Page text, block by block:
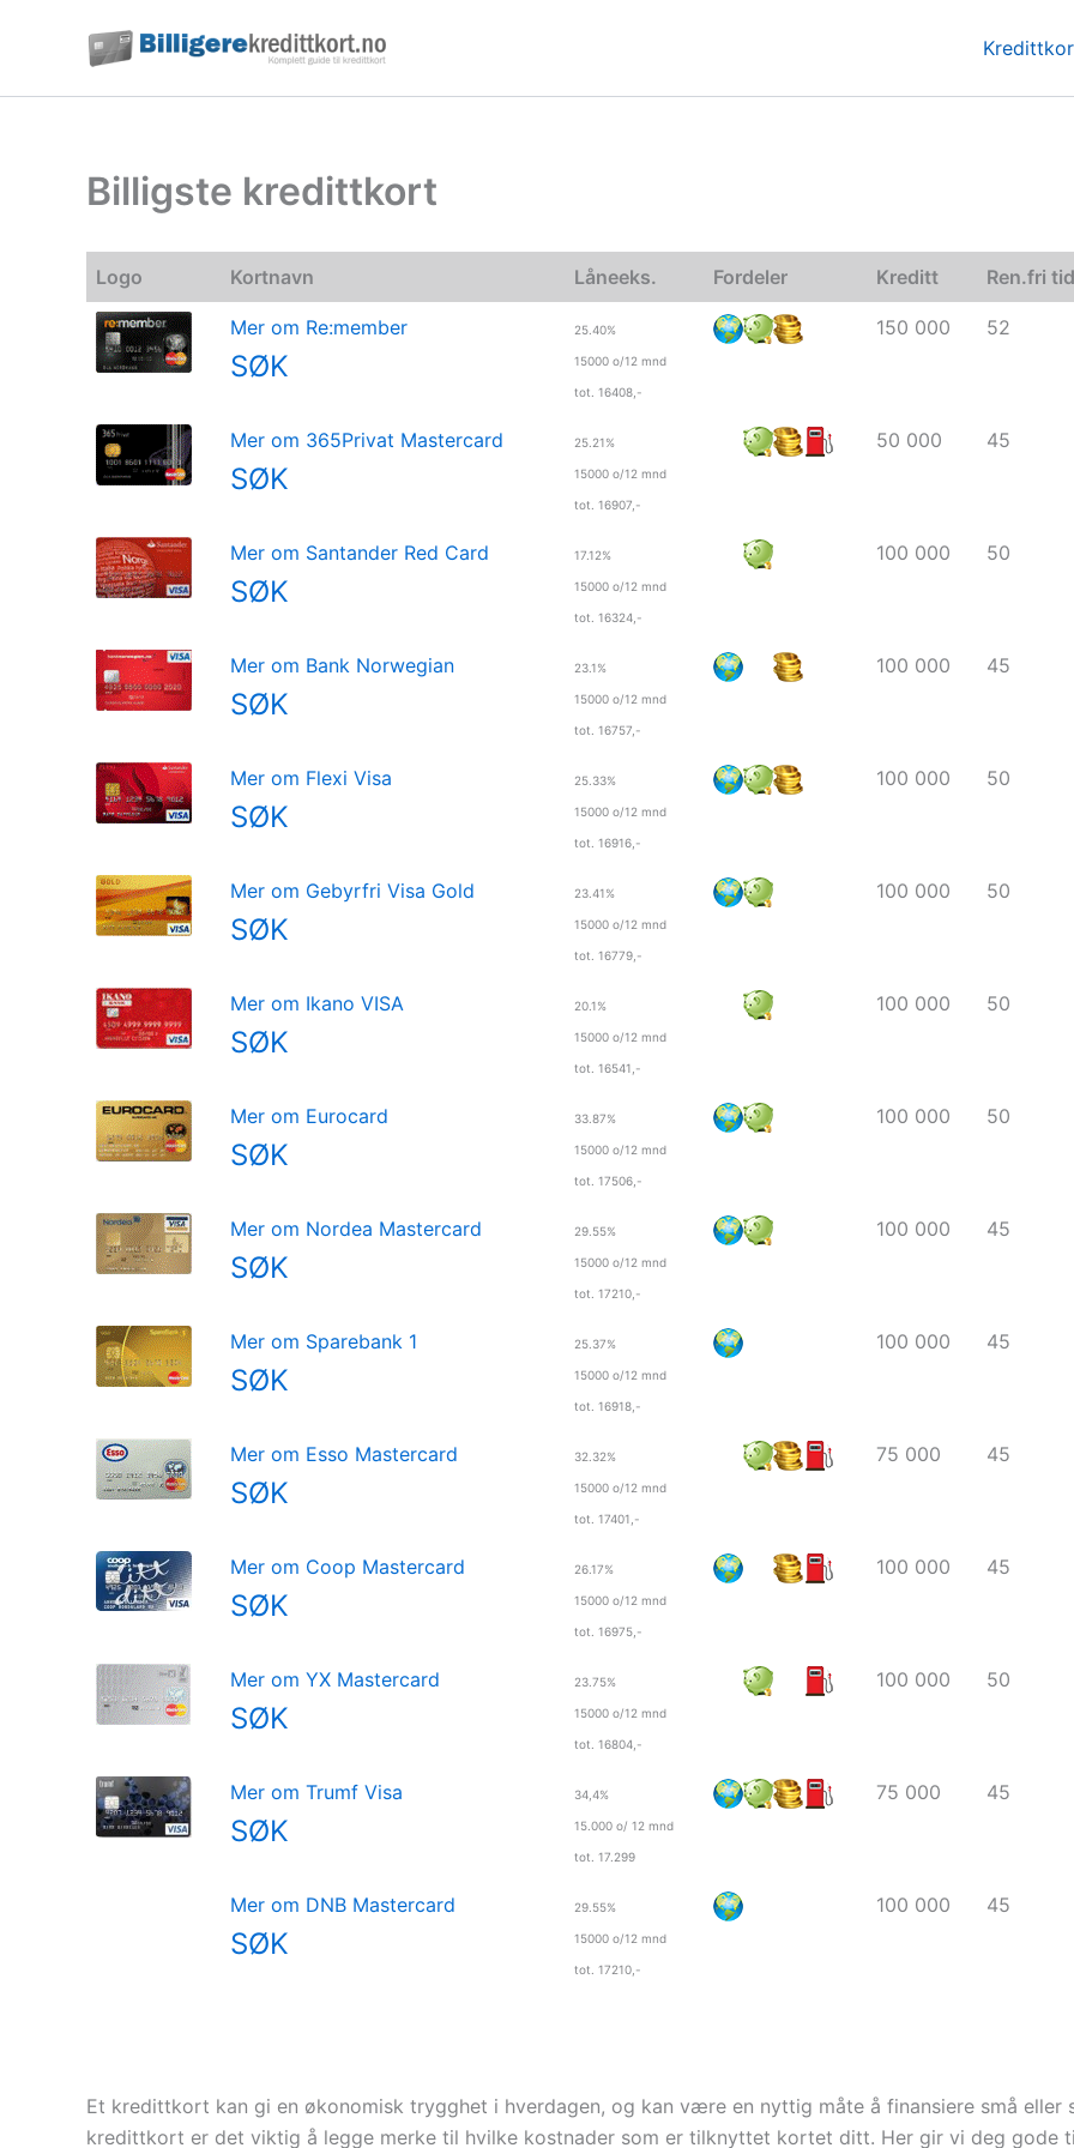
Billigste kredittkort
Logo Kortnavn Låneeks. Fordeler Kreditt Ren.fri tid
Mer om Re:member
SØK
25.40%
15000 o/12 mnd
tot. 16408,-
150 000 52
Mer om 365Privat Mastercard
SØK
25.21%
15000 o/12 mnd
tot. 16907,-
50 000 45
Mer om Santander Red Card
SØK
17.12%
15000 o/12 mnd
tot. 16324,-
100 000 50
Mer om Bank Norwegian
SØK
23.1%
15000 o/12 mnd
tot. 16757,-
100 000 45
Mer om Flexi Visa
SØK
25.33%
15000 o/12 mnd
tot. 16916,-
100 000 50
Mer om Gebyrfri Visa Gold
SØK
23.41%
15000 o/12 mnd
tot. 16779,-
100 000 50
Mer om Ikano VISA
SØK
20.1%
15000 o/12 mnd
tot. 16541,-
100 000 50
Mer om Eurocard
SØK
33.87%
15000 o/12 mnd
tot. 17506,-
100 000 50
Mer om Nordea Mastercard
SØK
29.55%
15000 o/12 mnd
tot. 17210,-
100 000 45
Mer om Sparebank 1
SØK
25.37%
15000 o/12 mnd
tot. 16918,-
100 000 45
Mer om Esso Mastercard
SØK
32.32%
15000 o/12 mnd
tot. 17401,-
75 000 45
Mer om Coop Mastercard
SØK
26.17%
15000 o/12 mnd
tot. 16975,-
100 000 45
Mer om YX Mastercard
SØK
23.75%
15000 o/12 mnd
tot. 16804,-
100 000 50
Mer om Trumf Visa
SØK
34,4%
15.000 o/ 12 mnd
tot. 17.299
75 000 45
Mer om DNB Mastercard
SØK
29.55%
15000 o/12 mnd
tot. 17210,-
100 000 45
Et kredittkort kan gi en økonomisk trygghet i hverdagen, og kan være en nyttig måte å finansiere små eller
kredittkort er det viktig å legge merke til hvilke kostnader som er tilknyttet kortet ditt. Her gir vi deg